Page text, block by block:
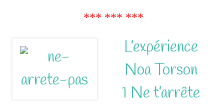
*** *** ***
L’expérience
Noa Torson
1 Ne t’arrête